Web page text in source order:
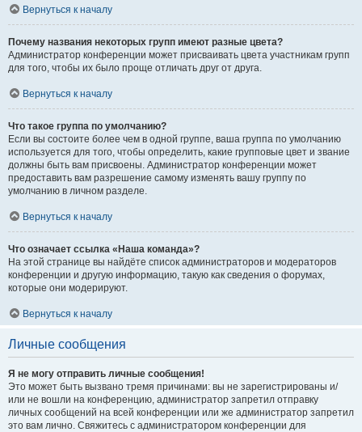
Вернуться к началу
Почему названия некоторых групп имеют разные цвета?
Администратор конференции может присваивать цвета участникам групп
для того, чтобы их было проще отличать друг от друга.
Вернуться к началу
Что такое группа по умолчанию?
Если вы состоите более чем в одной группе, ваша группа по умолчанию
используется для того, чтобы определить, какие групповые цвет и звание
должны быть вам присвоены. Администратор конференции может
предоставить вам разрешение самому изменять вашу группу по
умолчанию в личном разделе.
Вернуться к началу
Что означает ссылка «Наша команда»?
На этой странице вы найдёте список администраторов и модераторов
конференции и другую информацию, такую как сведения о форумах,
которые они модерируют.
Вернуться к началу
Личные сообщения
Я не могу отправить личные сообщения!
Это может быть вызвано тремя причинами: вы не зарегистрированы и/
или не вошли на конференцию, администратор запретил отправку
личных сообщений на всей конференции или же администратор запретил
это вам лично. Свяжитесь с администратором конференции для